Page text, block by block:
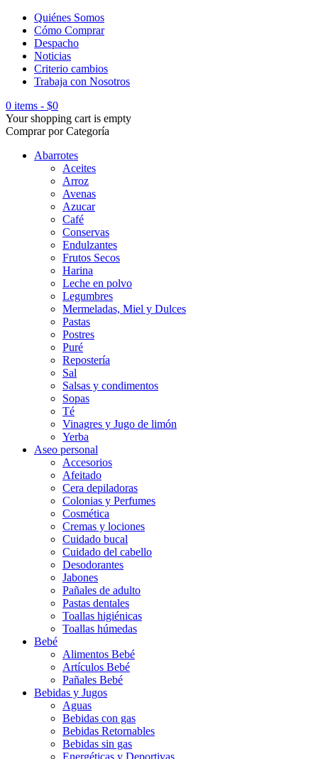
Quiénes Somos
Cómo Comprar
Despacho
Noticias
Criterio cambios
Trabaja con Nosotros
0 items - $0
Your shopping cart is empty
Comprar por Categoría
Abarrotes
Aceites
Arroz
Avenas
Azucar
Café
Conservas
Endulzantes
Frutos Secos
Harina
Leche en polvo
Legumbres
Mermeladas, Miel y Dulces
Pastas
Postres
Puré
Repostería
Sal
Salsas y condimentos
Sopas
Té
Vinagres y Jugo de limón
Yerba
Aseo personal
Accesorios
Afeitado
Cera depiladoras
Colonias y Perfumes
Cosmética
Cremas y lociones
Cuidado bucal
Cuidado del cabello
Desodorantes
Jabones
Pañales de adulto
Pastas dentales
Toallas higiénicas
Toallas húmedas
Bebé
Alimentos Bebé
Artículos Bebé
Pañales Bebé
Bebidas y Jugos
Aguas
Bebidas con gas
Bebidas Retornables
Bebidas sin gas
Energéticas y Deportivas